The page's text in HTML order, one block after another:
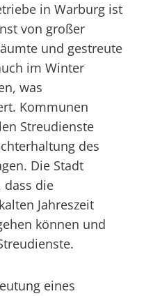
in Warburg ist
von großer
und gestreute
im Winter
was
Kommunen
Streudienste
des
Die Stadt
dass die
Jahreszeit
können und
eines